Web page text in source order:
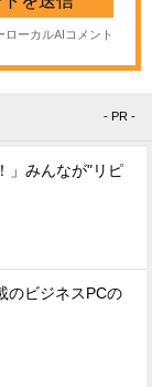
- PR -
」みんなが"リピ
のビジネスPCの